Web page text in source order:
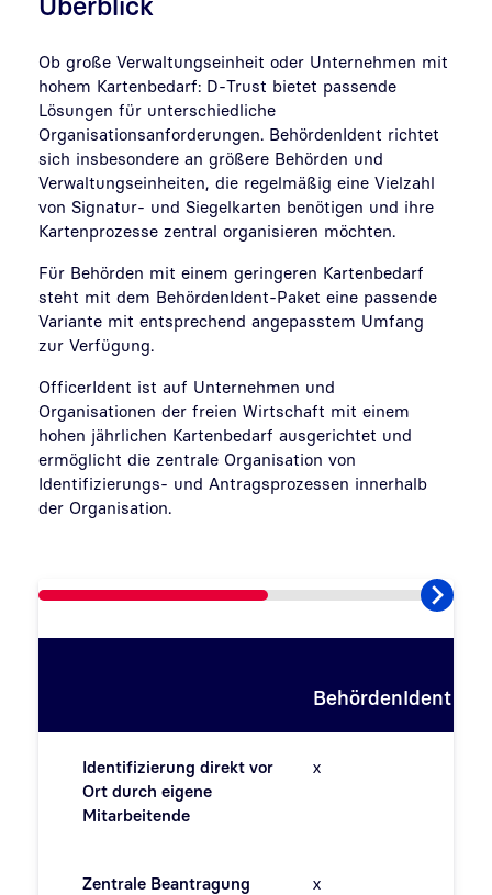
Ob große Verwaltungseinheit oder Unternehmen mit
hohem Kartenbedarf: D-Trust bietet passende
Lösungen für unterschiedliche
Organisationsanforderungen. BehördenIdent richtet
sich insbesondere an größere Behörden und
Verwaltungseinheiten, die regelmäßig eine Vielzahl
von Signatur- und Siegelkarten benötigen und ihre
Kartenprozesse zentral organisieren möchten.
Für Behörden mit einem geringeren Kartenbedarf
steht mit dem BehördenIdent-Paket eine passende
Variante mit entsprechend angepasstem Umfang
zur Verfügung.
OfficerIdent ist auf Unternehmen und
Organisationen der freien Wirtschaft mit einem
hohen jährlichen Kartenbedarf ausgerichtet und
ermöglicht die zentrale Organisation von
Identifizierungs- und Antragsprozessen innerhalb
der Organisation.
BehördenIdent
Identifizierung direkt vor
Ort durch eigene
Mitarbeitende
x
Zentrale Beantragung
x